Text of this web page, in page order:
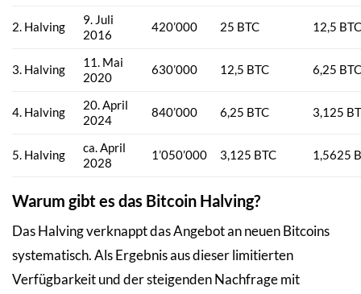
2. Halving
9. Juli
2016
420’000 25 BTC 12,5 BTC
3. Halving
11. Mai
2020
630’000 12,5 BTC 6,25 BTC
4. Halving
20. April
2024
840’000 6,25 BTC 3,125
5. Halving
ca. April
2028
1’050’000 3,125 BTC 1,5625
Warum gibt es das Bitcoin Halving?
Das Halving verknappt das Angebot an neuen Bitcoins
systematisch. Als Ergebnis aus dieser limitierten
Verfügbarkeit und der steigenden Nachfrage mit